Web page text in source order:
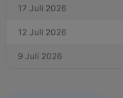
17 Juli 2026
12 Juli 2026
9 Juli 2026